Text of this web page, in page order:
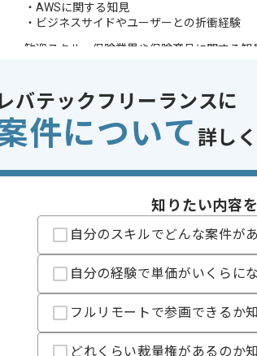
・AWSに関する知見
・ビジネスサイドやユーザーとの折衝経験
歓迎スキル
・保険業界や保険商品に関する知
※上記に似た経験やスキルをお持ちであれば申し込
業界
特徴
長期プロジェクト
精算条件
有
140時間〜180時間
支払いサイト
のある方におすすめの案件です。
ュニケーションをとるので、
バテックフリーランスに
件について 詳し
知りたい内容
自分のスキルでどんな案件が
自分の経験で単価がいくらに
フルリモートで参画できるか
どれくらい裁量権があるのか